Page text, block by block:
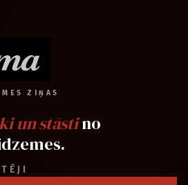
ZIŅAS
un stāstino